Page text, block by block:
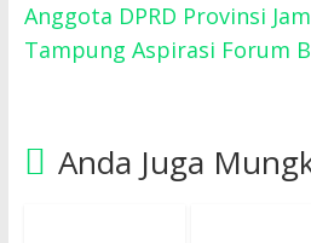
Anggota DPRD Provinsi
Tampung Aspirasi Forum
Anda Juga